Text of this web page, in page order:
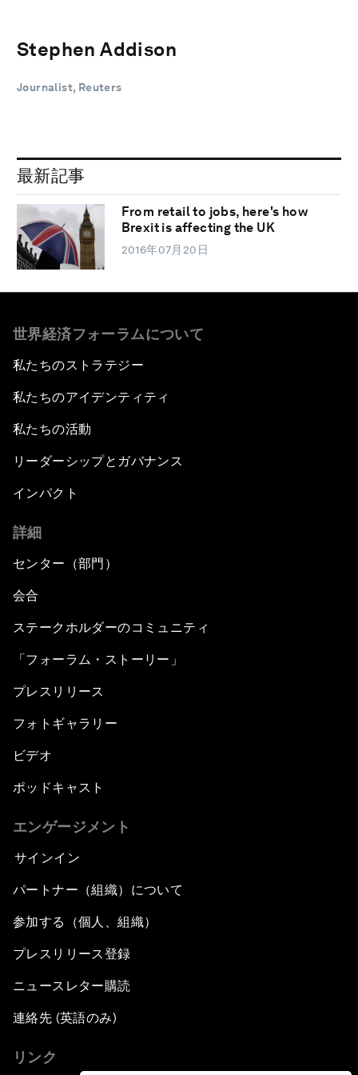
Stephen Addison
Journalist, Reuters
最新記事
From retail to jobs, here's how
Brexit is affecting the UK
2016年07月20日
世界経済フォーラムについて
私たちのストラテジー
私たちのアイデンティティ
私たちの活動
リーダーシップとガバナンス
インパクト
詳細
センター（部門）
会合
ステークホルダーのコミュニティ
「フォーラム・ストーリー」
プレスリリース
フォトギャラリー
ビデオ
ポッドキャスト
エンゲージメント
サインイン
パートナー（組織）について
参加する（個人、組織）
プレスリリース登録
ニュースレター購読
連絡先 (英語のみ)
リンク